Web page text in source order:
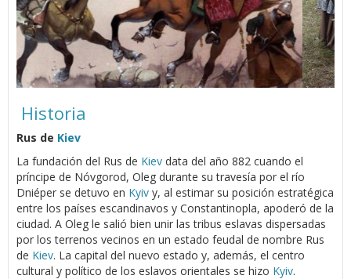
Historia
Rus de Kiev
La fundación del Rus de Kiev data del año 882 cuando el
príncipe de Nóvgorod, Oleg durante su travesía por el río
Dniéper se detuvo en Kyiv y, al estimar su posición estratégica
entre los países escandinavos y Constantinopla, apoderó de la
ciudad. A Oleg le salió bien unir las tribus eslavas dispersadas
por los terrenos vecinos en un estado feudal de nombre Rus
de Kiev. La capital del nuevo estado y, además, el centro
cultural y político de los eslavos orientales se hizo Kyiv.